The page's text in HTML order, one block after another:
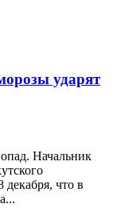
ударят
Начальник
что в